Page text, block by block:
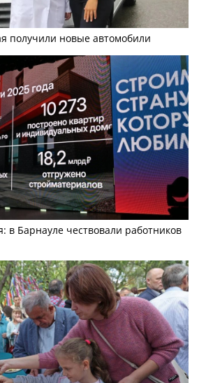
получили новые автомобили
в Барнауле чествовали работников